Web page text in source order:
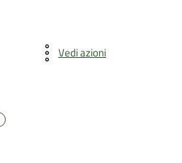
Vedi azioni